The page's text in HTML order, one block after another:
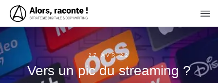
27 AVR 22
Vers un pic du streaming ?